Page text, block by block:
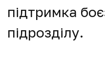
підтримка
підрозділу.